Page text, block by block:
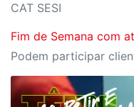
CAT SESI
Fim de Semana com